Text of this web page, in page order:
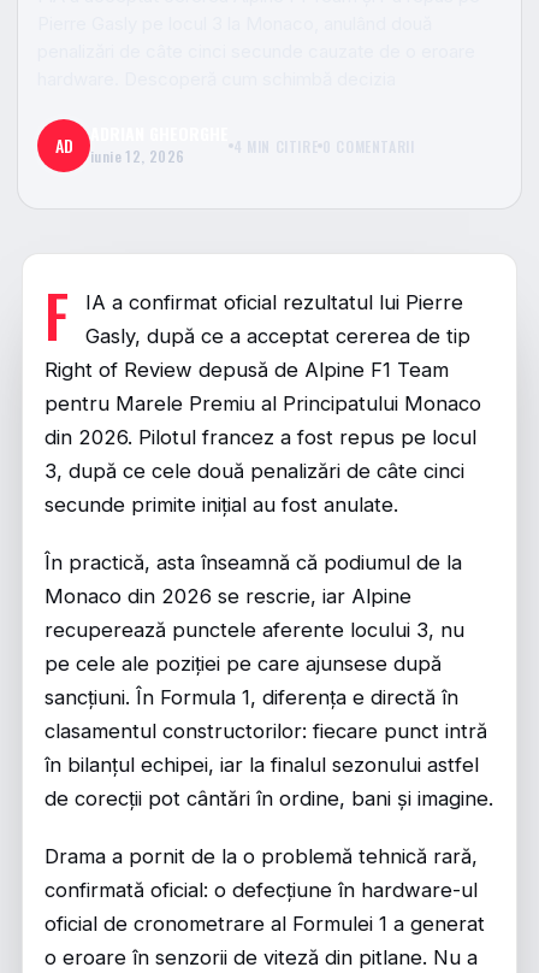
AD iunie 12, 2026 4 MIN CITIRE 0 COMENTARII
F
IA a confirmat oficial rezultatul lui Pierre
Gasly, după ce a acceptat cererea de tip
Right of Review depusă de Alpine F1 Team
pentru Marele Premiu al Principatului Monaco
din 2026. Pilotul francez a fost repus pe locul
3, după ce cele două penalizări de câte cinci
secunde primite inițial au fost anulate.
În practică, asta înseamnă că podiumul de la
Monaco din 2026 se rescrie, iar Alpine
recuperează punctele aferente locului 3, nu
pe cele ale poziției pe care ajunsese după
sancțiuni. În Formula 1, diferența e directă în
clasamentul constructorilor: fiecare punct intră
în bilanțul echipei, iar la finalul sezonului astfel
de corecții pot cântări în ordine, bani și imagine.
Drama a pornit de la o problemă tehnică rară,
confirmată oficial: o defecțiune în hardware-ul
oficial de cronometrare al Formulei 1 a generat
o eroare în senzorii de viteză din pitlane. Nu a